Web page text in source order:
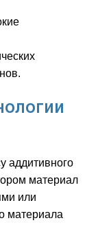
аддитивного
материал
или
материала